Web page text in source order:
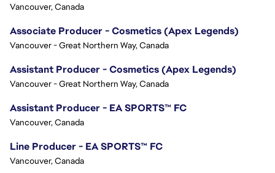
Vancouver, Canada
Associate Producer - Cosmetics (Apex Legends)
Vancouver - Great Northern Way, Canada
Assistant Producer - Cosmetics (Apex Legends)
Vancouver - Great Northern Way, Canada
Assistant Producer - EA SPORTS™ FC
Vancouver, Canada
Line Producer - EA SPORTS™ FC
Vancouver, Canada